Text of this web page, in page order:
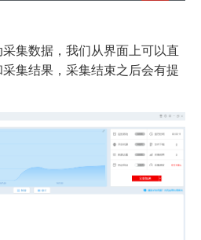
集数据，我们从界面上可以直
集结果，采集结束之后会有提